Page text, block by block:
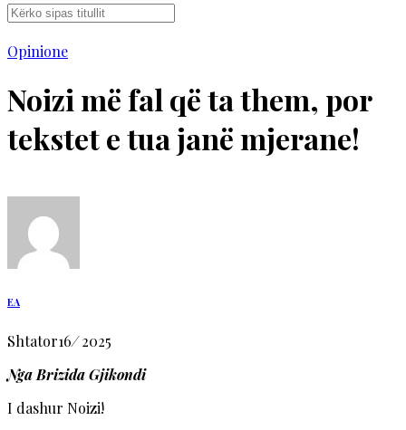
Opinione
Noizi më fal që ta them, por
tekstet e tua janë mjerane!
EA
Shtator16/2025
Nga Brizida Gjikondi
I dashur Noizi!